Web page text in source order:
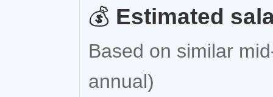
💰 Estimated
Based on similar
annual)